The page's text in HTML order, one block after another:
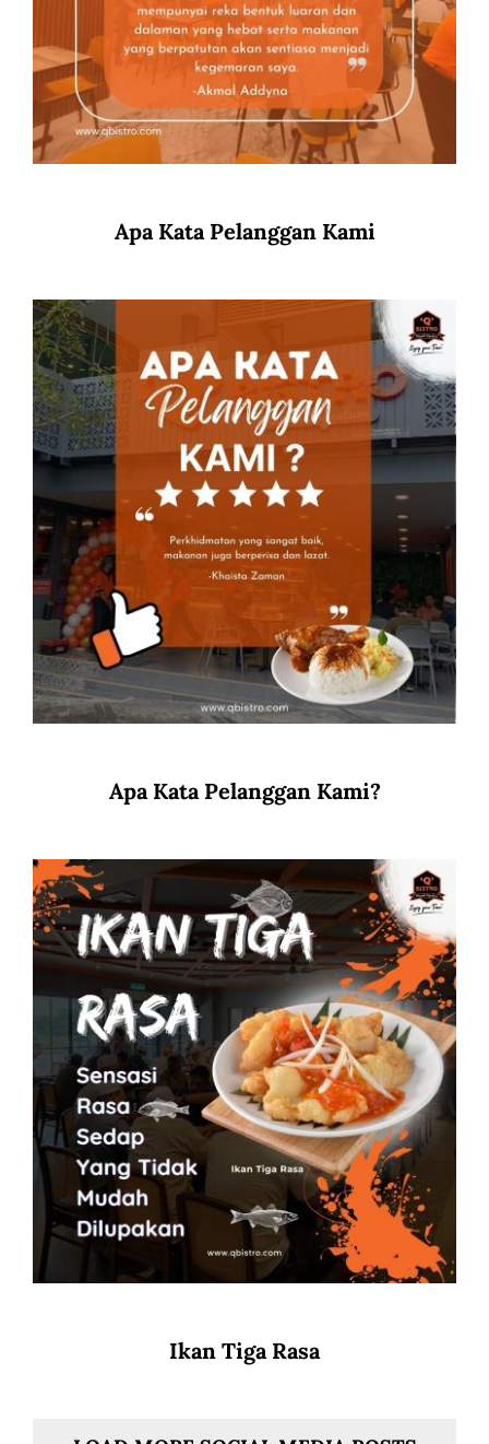
Apa Kata Pelanggan Kami
Apa Kata Pelanggan Kami?
Ikan Tiga Rasa